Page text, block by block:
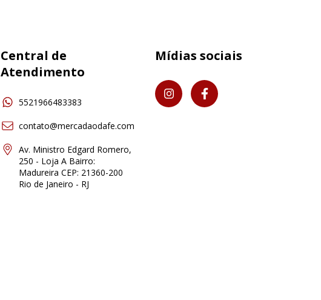
Central de
Atendimento
5521966483383
contato@mercadaodafe.com
Av. Ministro Edgard Romero,
250 - Loja A Bairro:
Madureira CEP: 21360-200
Rio de Janeiro - RJ
Mídias sociais